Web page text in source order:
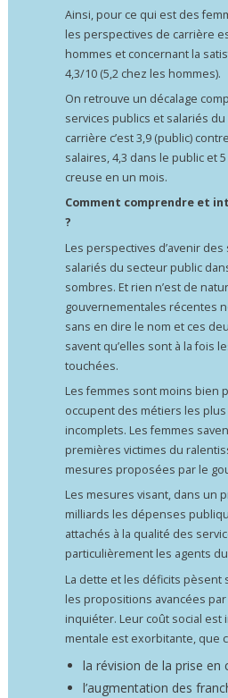
Ainsi, pour ce qui est des
les perspectives de carrière
hommes et concernant la
4,3/10 (5,2 chez les hommes).
On retrouve un décalage
services publics et salariés
carrière c’est 3,9 (public)
salaires, 4,3 dans le public et
creuse en un mois.
Comment comprendre et
?
Les perspectives d’avenir
salariés du secteur public
sombres. Et rien n’est de
gouvernementales récentes
sans en dire le nom et ces
savent qu’elles sont à la fois
touchées.
Les femmes sont moins bien
occupent des métiers les
incomplets. Les femmes
premières victimes du
mesures proposées par le
Les mesures visant, dans un
milliards les dépenses
attachés à la qualité des
particulièrement les agents
La dette et les déficits
les propositions avancées
inquiéter. Leur coût social est
mentale est exorbitante, que
la révision de la prise en
l’augmentation des